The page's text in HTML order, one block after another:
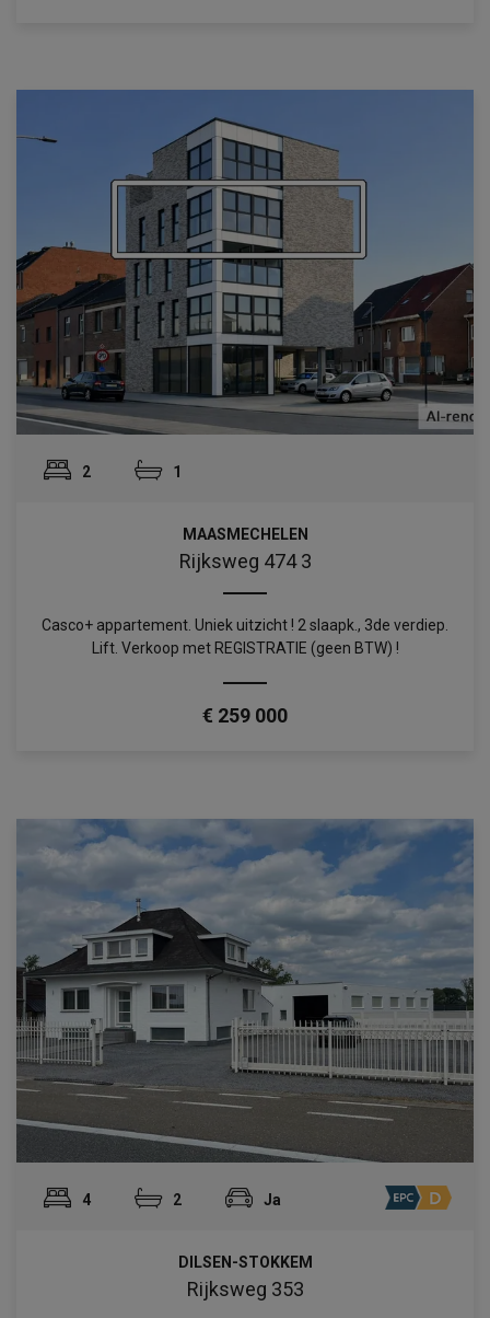
2 1
MAASMECHELEN
Rijksweg 474 3
Casco+ appartement. Uniek uitzicht ! 2 slaapk., 3de verdiep.
Lift. Verkoop met REGISTRATIE (geen BTW) !
€ 259 000
4 2 Ja
DILSEN-STOKKEM
Rijksweg 353